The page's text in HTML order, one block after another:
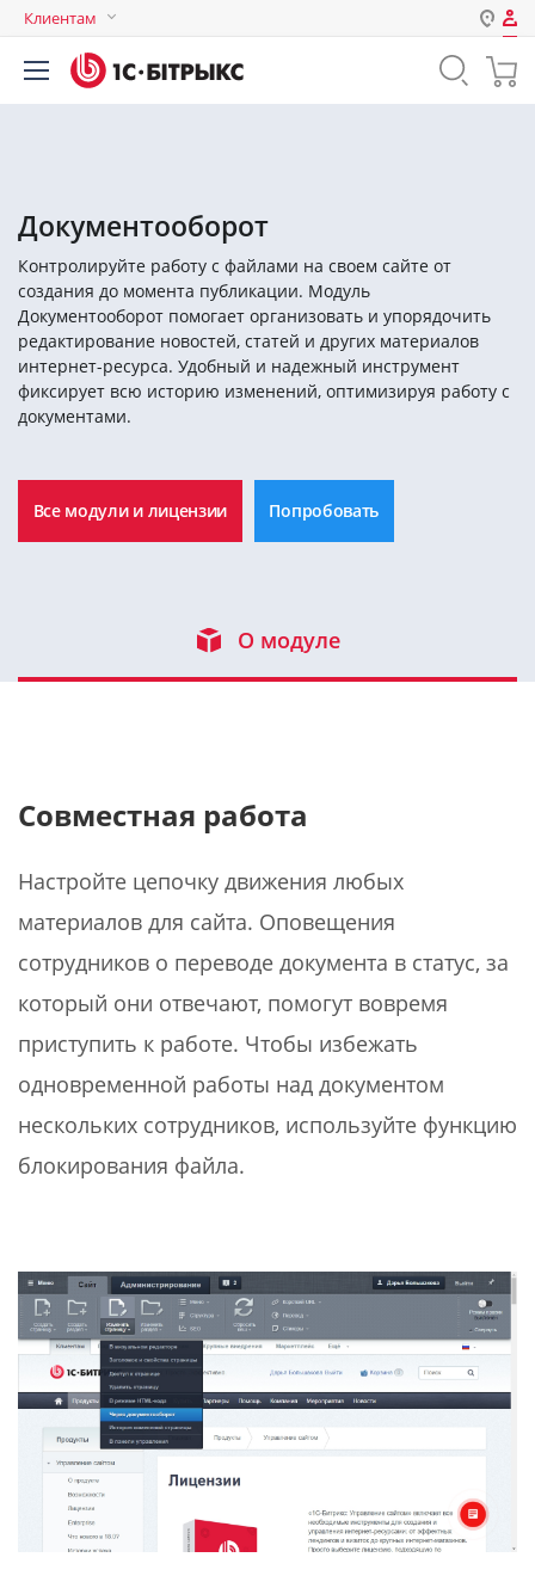
Клиентам
Авторизация
Пароль
Запомнить меня на этом
компьютере
Забыли свой пароль?
или войдите с помощью
Документооборот
Контролируйте работу с файлами на своем сайте от
создания до момента публикации. Модуль
Документооборот помогает организовать и упорядочить
редактирование новостей, статей и других материалов
интернет-ресурса. Удобный и надежный инструмент
фиксирует всю историю изменений, оптимизируя работу с
документами.
Все модули и лицензии Попробовать
О модуле
Совместная работа
Настройте цепочку движения любых
материалов для сайта. Оповещения
сотрудников о переводе документа в статус, за
который они отвечают, помогут вовремя
приступить к работе. Чтобы избежать
одновременной работы над документом
нескольких сотрудников, используйте функцию
блокирования файла.